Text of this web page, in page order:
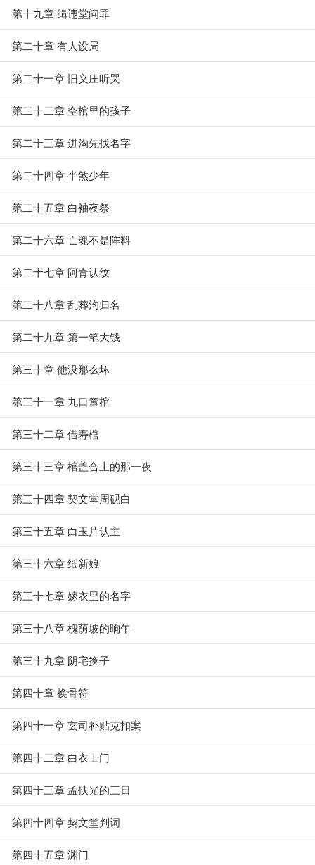
第十九章 缉违堂问罪
第二十章 有人设局
第二十一章 旧义庄听哭
第二十二章 空棺里的孩子
第二十三章 进沟先找名字
第二十四章 半煞少年
第二十五章 白袖夜祭
第二十六章 亡魂不是阵料
第二十七章 阿青认纹
第二十八章 乱葬沟归名
第二十九章 第一笔大钱
第三十章 他没那么坏
第三十一章 九口童棺
第三十二章 借寿棺
第三十三章 棺盖合上的那一夜
第三十四章 契文堂周砚白
第三十五章 白玉片认主
第三十六章 纸新娘
第三十七章 嫁衣里的名字
第三十八章 槐荫坡的晌午
第三十九章 阴宅换子
第四十章 换骨符
第四十一章 玄司补贴克扣案
第四十二章 白衣上门
第四十三章 孟扶光的三日
第四十四章 契文堂判词
第四十五章 渊门